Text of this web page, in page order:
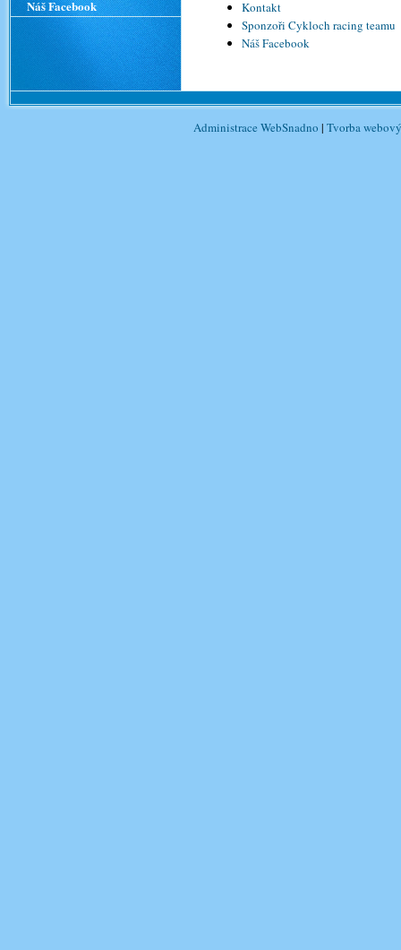
Kontakt
Sponzoři Cykloch racing teamu
Náš Facebook
Náš Facebook
Administrace WebSnadno | Tvorba